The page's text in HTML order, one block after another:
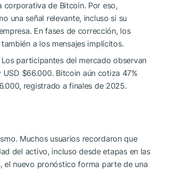
corporativa de Bitcoin. Por eso,
una señal relevante, incluso si su
En fases de corrección, los
a los mensajes implícitos.
participantes del mercado observan
$66.000. Bitcoin aún cotiza 47%
registrado a finales de 2025.
Muchos usuarios recordaron que
del activo, incluso desde etapas en las
el nuevo pronóstico forma parte de una